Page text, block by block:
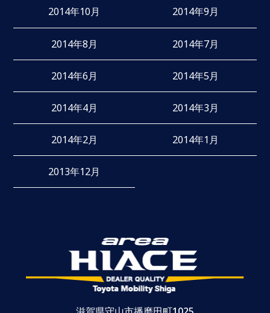
2014年10月 2014年9月
2014年8月 2014年7月
2014年6月 2014年5月
2014年4月 2014年3月
2014年2月 2014年1月
2013年12月